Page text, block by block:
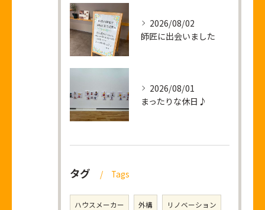
2026/08/02
師匠に出会いました
2026/08/01
まったりな休日♪
タグ Tags
ハウスメーカー 外構 リノベーション